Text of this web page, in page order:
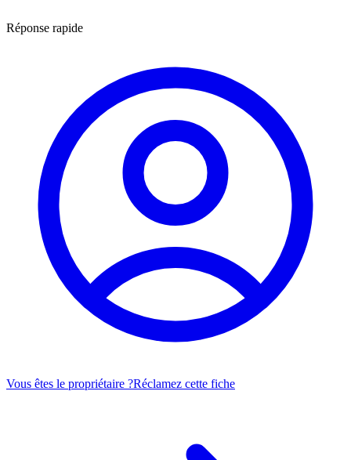
Réponse rapide
Vous êtes le propriétaire ?Réclamez cette fiche